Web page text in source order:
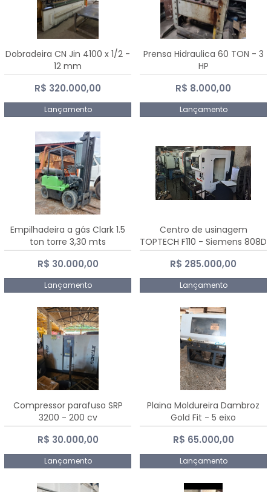
Dobradeira CN Jin 4100 x 1/2 -
12 mm
R$ 320.000,00
Lançamento
Prensa Hidraulica 60 TON - 3
HP
R$ 8.000,00
Lançamento
Empilhadeira a gás Clark 1.5
ton torre 3,30 mts
R$ 30.000,00
Lançamento
Centro de usinagem
TOPTECH F110 - Siemens 808D
Advanced
R$ 285.000,00
Lançamento
Compressor parafuso SRP
3200 - 200 cv
R$ 30.000,00
Lançamento
Plaina Moldureira Dambroz
Gold Fit - 5 eixo
R$ 65.000,00
Lançamento